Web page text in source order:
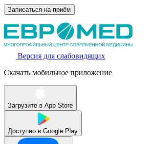
Версия для слабовидящих
Скачать мобильное приложение
Загрузите в App Store
Доступно в Google Play